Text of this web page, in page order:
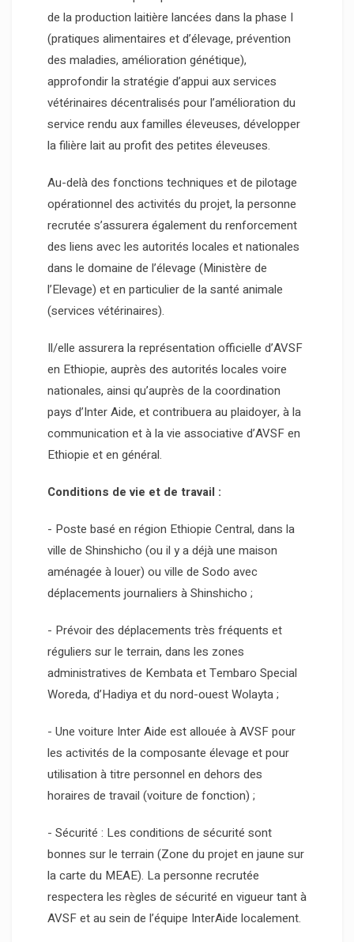
de la production laitière lancées dans la phase I
(pratiques alimentaires et d’élevage, prévention
des maladies, amélioration génétique),
approfondir la stratégie d’appui aux services
vétérinaires décentralisés pour l’amélioration du
service rendu aux familles éleveuses, développer
la filière lait au profit des petites éleveuses.
Au-delà des fonctions techniques et de pilotage
opérationnel des activités du projet, la personne
recrutée s’assurera également du renforcement
des liens avec les autorités locales et nationales
dans le domaine de l’élevage (Ministère de
l’Elevage) et en particulier de la santé animale
(services vétérinaires).
Il/elle assurera la représentation officielle d’AVSF
en Ethiopie, auprès des autorités locales voire
nationales, ainsi qu’auprès de la coordination
pays d’Inter Aide, et contribuera au plaidoyer, à la
communication et à la vie associative d’AVSF en
Ethiopie et en général.
Conditions de vie et de travail :
- Poste basé en région Ethiopie Central, dans la
ville de Shinshicho (ou il y a déjà une maison
aménagée à louer) ou ville de Sodo avec
déplacements journaliers à Shinshicho ;
- Prévoir des déplacements très fréquents et
réguliers sur le terrain, dans les zones
administratives de Kembata et Tembaro Special
Woreda, d’Hadiya et du nord-ouest Wolayta ;
- Une voiture Inter Aide est allouée à AVSF pour
les activités de la composante élevage et pour
utilisation à titre personnel en dehors des
horaires de travail (voiture de fonction) ;
- Sécurité : Les conditions de sécurité sont
bonnes sur le terrain (Zone du projet en jaune sur
la carte du MEAE). La personne recrutée
respectera les règles de sécurité en vigueur tant à
AVSF et au sein de l’équipe InterAide localement.